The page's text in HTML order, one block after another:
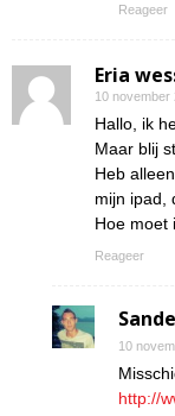
Reageer
Eria
10 november
Hallo, ik
Maar blij
Heb
mijn ipad,
Hoe moet
Reageer
10
http://